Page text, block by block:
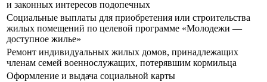
и законных интересов подопечных
Социальные выплаты для приобретения или строительства
жилых помещений по целевой программе «Молодежи —
доступное жилье»
Ремонт индивидуальных жилых домов, принадлежащих
членам семей военнослужащих, потерявшим кормильца
Оформление и выдача социальной карты